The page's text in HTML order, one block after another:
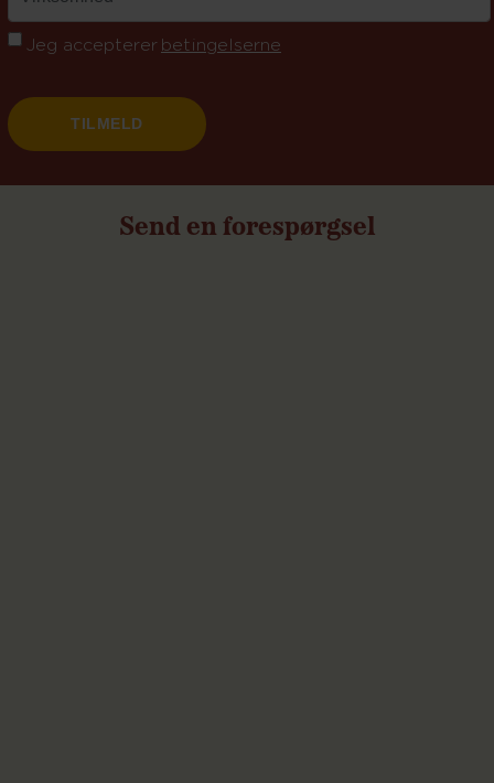
Jeg accepterer betingelserne
Send en forespørgsel